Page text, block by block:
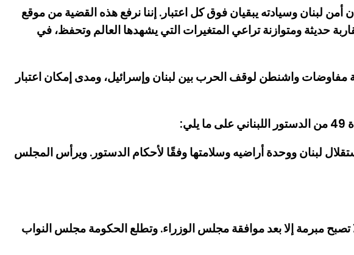
لبنان وسيادته يبقيان فوق كل اعتبار. إننا نرفع هذه القضية من موقع
حديثة ومتوازنة تراعي المتغيرات التي يشهدها العالم وتحفظ، في
واشنطن لوقف الحرب بين لبنان وإسرائيل، ومدى إمكان اعتبار
لبنان ووحدة أراضيه وسلامتها وفقًا لأحكام الدستور. ويرأس المجلس
تصبح مبرمة إلا بعد موافقة مجلس الوزراء. وتطلع الحكومة مجلس النواب